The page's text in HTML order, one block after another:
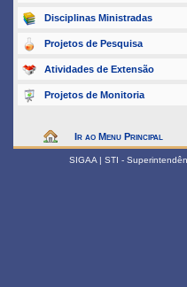
Disciplinas Ministradas
Projetos de Pesquisa
Atividades de Extensão
Projetos de Monitoria
Ir ao Menu Principal
SIGAA | STI -